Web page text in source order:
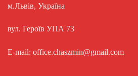
м.Львів, Україна
вул. Героїв УПА 73
E-mail: office.chaszmin@gmail.com